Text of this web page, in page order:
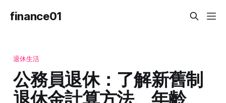
finance01
退休生活
公務員退休：了解新舊制
退休金計算方法、年齡、